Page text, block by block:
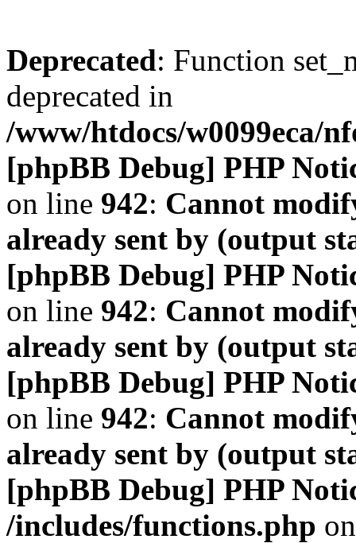
Deprecated: Function
deprecated in
/www/htdocs/w0099eca/
[phpBB Debug] PHP
on line 942: Cannot
already sent by (output
[phpBB Debug] PHP
on line 942: Cannot
already sent by (output
[phpBB Debug] PHP
on line 942: Cannot
already sent by (output
[phpBB Debug] PHP
/includes/functions.php